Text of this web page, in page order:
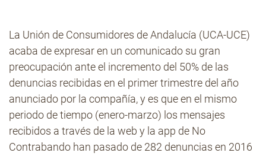
La Unión de Consumidores de Andalucía (UCA-UCE)
acaba de expresar en un comunicado su gran
preocupación ante el incremento del 50% de las
denuncias recibidas en el primer trimestre del año
anunciado por la compañía, y es que en el mismo
periodo de tiempo (enero-marzo) los mensajes
recibidos a través de la web y la app de No
Contrabando han pasado de 282 denuncias en 2016